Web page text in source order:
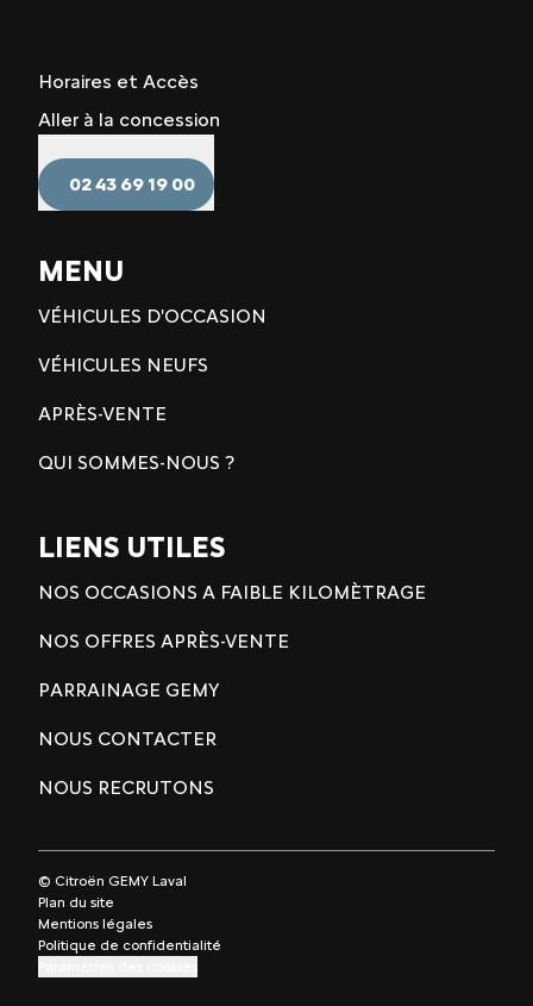
Horaires et Accès
Aller à la concession
02 43 69 19 00
MENU
VÉHICULES D'OCCASION
VÉHICULES NEUFS
APRÈS-VENTE
QUI SOMMES-NOUS ?
LIENS UTILES
NOS OCCASIONS A FAIBLE KILOMÈTRAGE
NOS OFFRES APRÈS-VENTE
PARRAINAGE GEMY
NOUS CONTACTER
NOUS RECRUTONS
© Citroën GEMY Laval
Plan du site
Mentions légales
Politique de confidentialité